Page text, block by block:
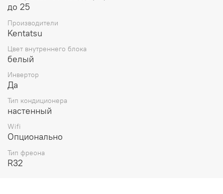
Режим работы
кондиционера
Обогрев,Осушение
Охлаждение
Мощность в режиме
обогрева, Вт
2990
Мин. уровень шума
внутреннего блока, дБ
24
Уровень шума внешнего
блока, дБ
Потребляемая мощность
до 25
Производители
Kentatsu
Цвет внутреннего блока
белый
Инвертор
Да
Тип кондиционера
настенный
Wifi
Опционально
Тип фреона
R32